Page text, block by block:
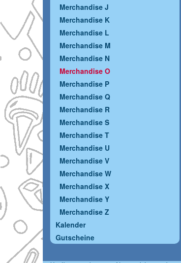
Merchandise J
Merchandise K
Merchandise L
Merchandise M
Merchandise N
Merchandise O
Merchandise P
Merchandise Q
Merchandise R
Merchandise S
Merchandise T
Merchandise U
Merchandise V
Merchandise W
Merchandise X
Merchandise Y
Merchandise Z
Kalender
Gutscheine